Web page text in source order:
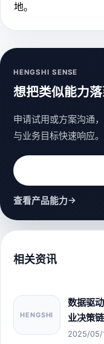
地。
HENGSHI SENSE
想把类似能力
申请试用或方案沟通
与业务目标快速响应。
查看产品能力→
相关资讯
HENGSHI
数据驱
业决策链
2025/05/